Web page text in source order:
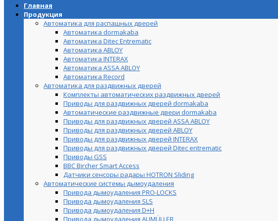
Главная
Продукция
Автоматика для распашных дверей
Автоматика dormakaba
Автоматика Ditec Entrematic
Автоматика ABLOY
Автоматика INTERAX
Автоматика ASSA ABLOY
Автоматика Record
Автоматика для раздвижных дверей
Комплекты автоматических раздвижных дверей
Приводы для раздвижных дверей dormakaba
Автоматические раздвижные двери dormakaba
Приводы для раздвижных дверей ASSA ABLOY
Приводы для раздвижных дверей ABLOY
Приводы для раздвижных дверей INTERAX
Приводы для раздвижных дверей Ditec entrematic
Приводы GSS
BBC Bircher Smart Access
Датчики сенсоры радары HOTRON Sliding
Автоматические системы дымоудаления
Привода дымоудаления PRO-LOCKS
Привода дымоудаления SLS
Привода дымоудаления D+H
Привода дымоудаления AUMÜLLER